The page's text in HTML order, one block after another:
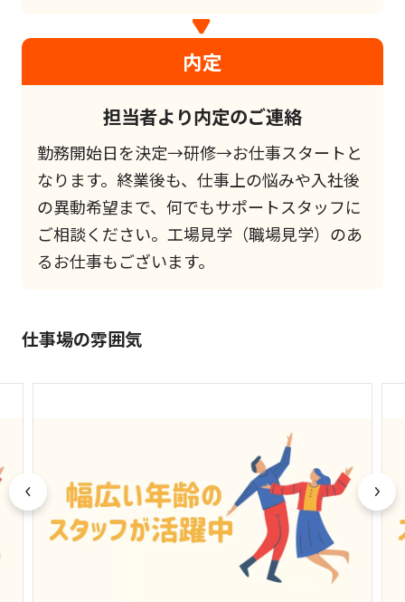
内定
担当者より内定のご連絡
勤務開始日を決定→研修→お仕事スタートと
なります。終業後も、仕事上の悩みや入社後
の異動希望まで、何でもサポートスタッフに
ご相談ください。工場見学（職場見学）のあ
るお仕事もございます。
仕事場の雰囲気